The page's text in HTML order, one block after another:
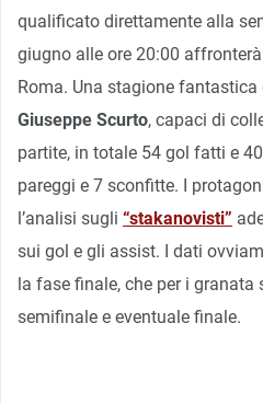
qualificato direttamente alla
giugno alle ore 20:00
Roma. Una stagione
Giuseppe Scurto, capaci di
partite, in totale 54 gol fatti e
pareggi e 7 sconfitte. I
l’analisi sugli “stakanovisti”
sui gol e gli assist. I dati
la fase finale, che per i granata
semifinale e eventuale finale.